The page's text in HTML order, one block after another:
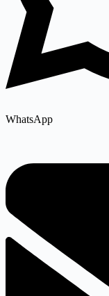
WhatsApp